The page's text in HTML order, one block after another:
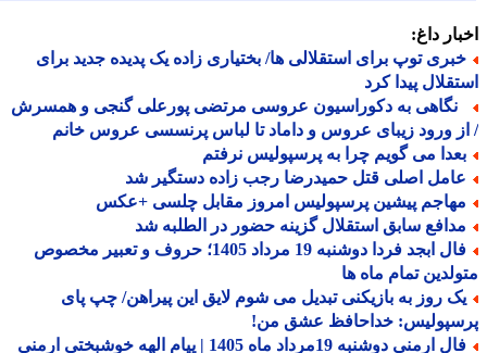
داغ:
توپ برای استقلالی ها/ بختیاری زاده یک پدیده جدید برای
پیدا کرد
به دکوراسیون عروسی مرتضی پورعلی گنجی و همسرش
ورود زیبای عروس و داماد تا لباس پرنسسی عروس خانم
می گویم چرا به پرسپولیس نرفتم
اصلی قتل حمیدرضا رجب زاده دستگیر شد
پیشین پرسپولیس امروز مقابل چلسی +عکس
سابق استقلال گزینه حضور در الطلبه شد
فال ابجد فردا دوشنبه 19 مرداد 1405؛ حروف و تعبیر مخصوص
تمام ماه ها
روز به بازیکنی تبدیل می شوم لایق این پیراهن/ چپ پای
خداحافظ عشق من!
فال ارمنی دوشنبه 19مرداد ماه 1405 | پیام الهه خوشبختی ارمنی